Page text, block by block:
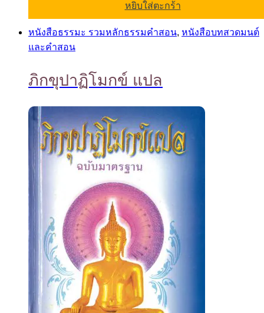
หยิบใส่ตะกร้า
หนังสือธรรมะ รวมหลักธรรมคำสอน, หนังสือบทสวดมนต์
และคำสอน
ภิกขุปาฏิโมกข์ แปล